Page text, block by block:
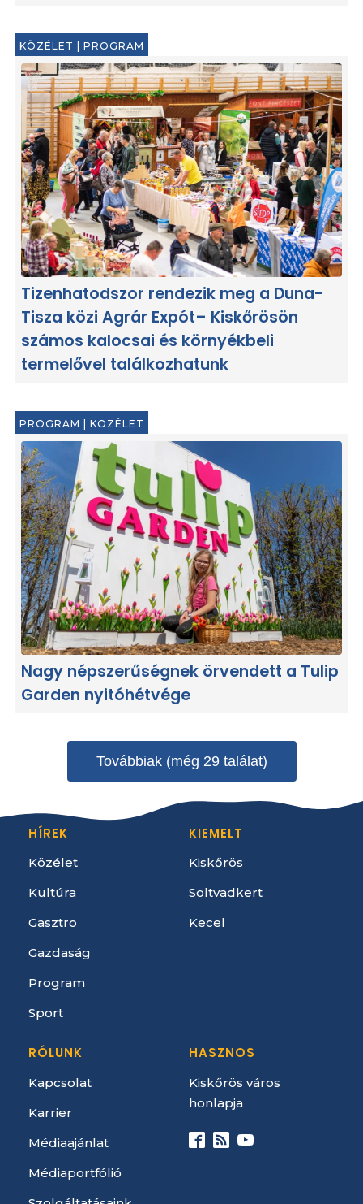
KÖZÉLET PROGRAM
Tizenhatodszor rendezik meg a Duna-
Tisza közi Agrár Expót– Kiskőrösön
számos kalocsai és környékbeli
termelővel találkozhatunk
PROGRAM KÖZÉLET
Nagy népszerűségnek örvendett a Tulip
Garden nyitóhétvége
Továbbiak (még 29 találat)
HÍREK
Közélet
Kultúra
Gasztro
Gazdaság
Program
Sport
KIEMELT
Kiskőrös
Soltvadkert
Kecel
RÓLUNK
Kapcsolat
Karrier
Médiaajánlat
Médiaportfólió
HASZNOS
Kiskőrös város
honlapja